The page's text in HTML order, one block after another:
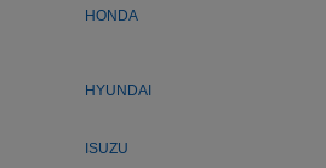
HONDA
HYUNDAI
ISUZU